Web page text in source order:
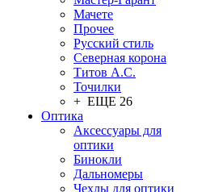
Мачете
Прочее
Русский стиль
Северная корона
Титов А.С.
Точилки
+ ЕЩЕ 26
Оптика
Аксессуары для
оптики
Бинокли
Дальномеры
Чехлы для оптики